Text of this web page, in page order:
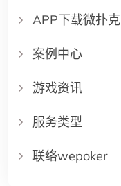
APP下载微扑克
案例中心
游戏资讯
服务类型
联络wepoker